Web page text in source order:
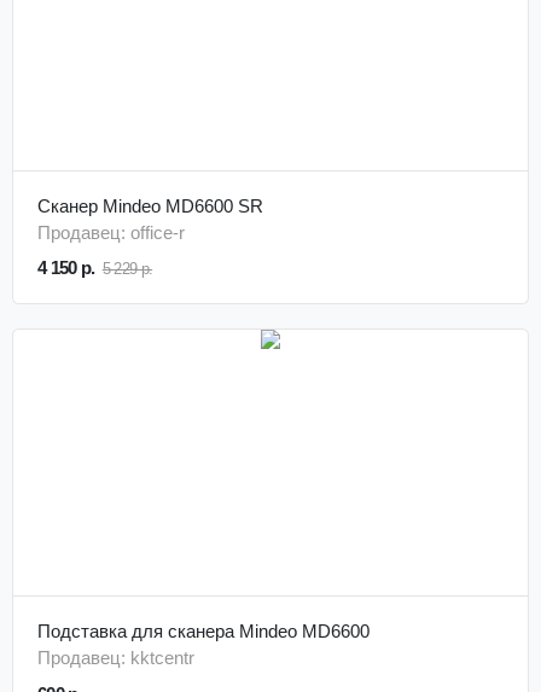
Сканер Mindeo MD6600 SR
Продавец: office-r
4 150 р. 5 229 р.
Подставка для сканера Mindeo MD6600
Продавец: kktcentr